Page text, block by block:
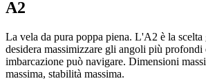
A2
La vela da pura poppa piena. L'A2 è la scelta
desidera massimizzare gli angoli più profondi
imbarcazione può navigare. Dimensioni
massima, stabilità massima.